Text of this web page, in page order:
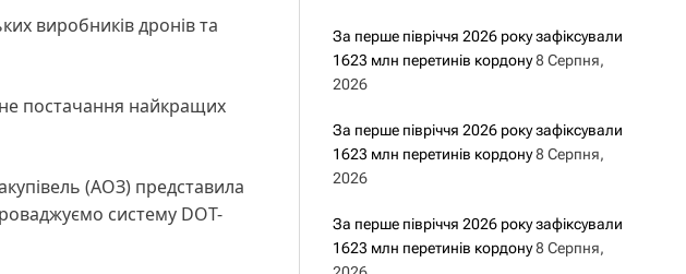
виробників дронів та
постачання найкращих
(АОЗ) представила
систему DOT-
За перше півріччя 2026 року зафіксували
1623 млн перетинів кордону 8 Серпня,
2026
За перше півріччя 2026 року зафіксували
1623 млн перетинів кордону 8 Серпня,
2026
За перше півріччя 2026 року зафіксували
1623 млн перетинів кордону 8 Серпня,